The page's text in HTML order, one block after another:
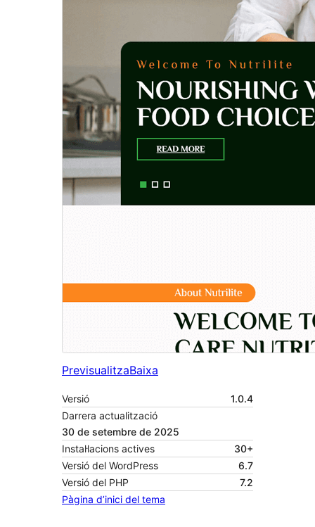
PrevisualitzaBaixa
Versió
1.0.4
Darrera actualització
30 de setembre de 2025
Instal·lacions actives
30+
Versió del WordPress
6.7
Versió del PHP
7.2
Pàgina d’inici del tema